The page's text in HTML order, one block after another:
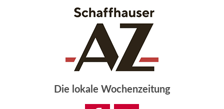
Die lokale Wochenzeitung